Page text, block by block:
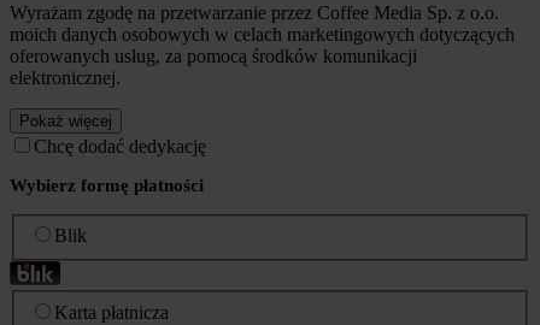
Wyrażam zgodę na przetwarzanie przez Coffee Media Sp. z o.o.
moich danych osobowych w celach marketingowych dotyczących
oferowanych usług, za pomocą środków komunikacji
elektronicznej.
Pokaż więcej
Chcę dodać dedykację
Wybierz formę płatności
Blik
Karta płatnicza